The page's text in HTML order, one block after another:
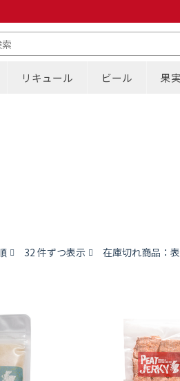
リキュール ビール 果
32 件ずつ表示 在庫切れ商品：